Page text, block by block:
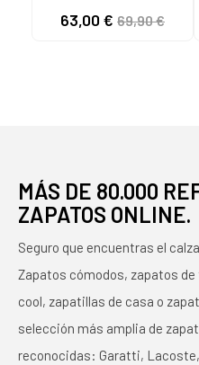
63,00 € 69,90 €
MÁS DE 80.000
ZAPATOS ONLINE.
Seguro que encuentras el
Zapatos cómodos, zapatos
cool, zapatillas de casa o
selección más amplia de
reconocidas: Garatti,